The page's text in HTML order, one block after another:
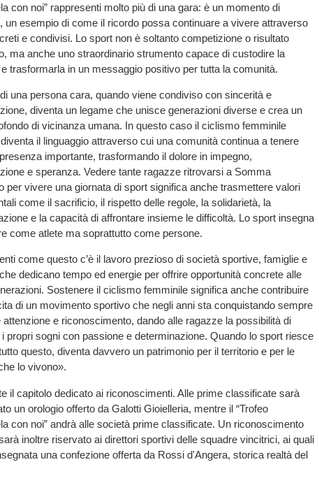
con noi” rappresenti molto più di una gara: è un momento di
un esempio di come il ricordo possa continuare a vivere attraverso
e condivisi. Lo sport non è soltanto competizione o risultato
ma anche uno straordinario strumento capace di custodire la
trasformarla in un messaggio positivo per tutta la comunità.
una persona cara, quando viene condiviso con sincerità e
diventa un legame che unisce generazioni diverse e crea un
di vicinanza umana. In questo caso il ciclismo femminile
il linguaggio attraverso cui una comunità continua a tenere
importante, trasformando il dolore in impegno,
e speranza. Vedere tante ragazze ritrovarsi a Somma
per vivere una giornata di sport significa anche trasmettere valori
come il sacrificio, il rispetto delle regole, la solidarietà, la
e la capacità di affrontare insieme le difficoltà. Lo sport insegna
come atlete ma soprattutto come persone.
come questo c’è il lavoro prezioso di società sportive, famiglie e
dedicano tempo ed energie per offrire opportunità concrete alle
Sostenere il ciclismo femminile significa anche contribuire
di un movimento sportivo che negli anni sta conquistando sempre
attenzione e riconoscimento, dando alle ragazze la possibilità di
i propri sogni con passione e determinazione. Quando lo sport riesce
questo, diventa davvero un patrimonio per il territorio e per le
lo vivono».
il capitolo dedicato ai riconoscimenti. Alle prime classificate sarà
un orologio offerto da Galotti Gioielleria, mentre il “Trofeo
con noi” andrà alle società prime classificate. Un riconoscimento
inoltre riservato ai direttori sportivi delle squadre vincitrici, ai quali
una confezione offerta da Rossi d'Angera, storica realtà del